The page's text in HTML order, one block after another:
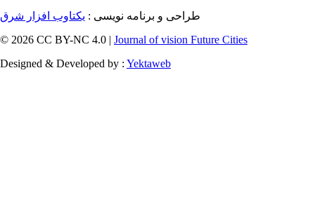
طراحی و برنامه نویسی : یکتاوب افزار شرق
© 2026 CC BY-NC 4.0 | Journal of vision Future Cities
Designed & Developed by : Yektaweb